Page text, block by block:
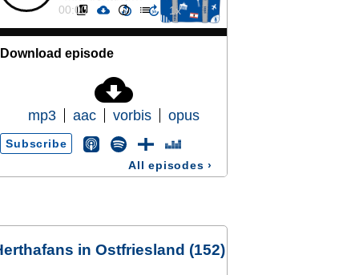
00:00
Download episode
mp3 aac vorbis opus
Subscribe
All episodes ›
in Ostfriesland (152)